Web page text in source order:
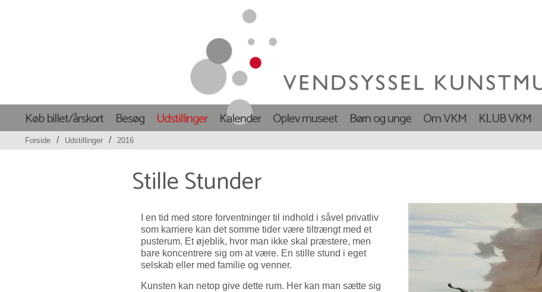
Køb billet/årskort Besøg Udstillinger Kalender Oplev museet Børn og unge Om VKM KLUB VKM
Forside / Udstillinger / 2016
Stille Stunder
I en tid med store forventninger til indhold i såvel privatliv
som karriere kan det somme tider være tiltrængt med et
pusterum. Et øjeblik, hvor man ikke skal præstere, men
bare koncentrere sig om at være. En stille stund i eget
selskab eller med familie og venner.
Kunsten kan netop give dette rum. Her kan man sætte sig